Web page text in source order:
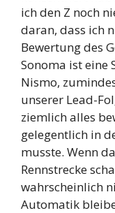
ich den Z noch
daran, dass ich
Bewertung des
Sonoma ist eine
Nismo,
unserer Lead-
ziemlich alles
gelegentlich in
musste. Wenn
Rennstrecke
wahrscheinlich
Automatik